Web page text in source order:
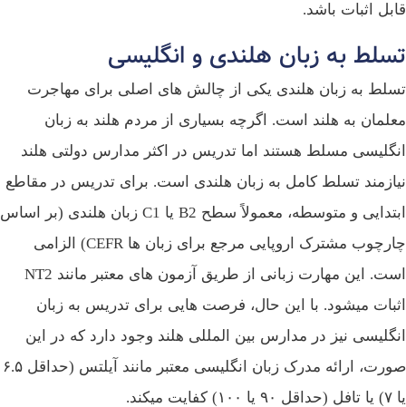
اثبات باشد.
به زبان هلندی و انگلیسی
به زبان هلندی یکی از چالش‌ های اصلی برای مهاجرت
به هلند است. اگرچه بسیاری از مردم هلند به زبان
مسلط هستند اما تدریس در اکثر مدارس دولتی هلند
تسلط کامل به زبان هلندی است. برای تدریس در مقاطع
ابتدایی و متوسطه، معمولاً سطح B2 یا C1 زبان هلندی (بر اساس
چارچوب مشترک اروپایی مرجع برای زبان‌ ها CEFR) الزامی
است. این مهارت زبانی از طریق آزمون‌ های معتبر مانند NT2
میشود. با این حال، فرصت‌ هایی برای تدریس به زبان
نیز در مدارس بین‌ المللی هلند وجود دارد که در این
صورت، ارائه مدرک زبان انگلیسی معتبر مانند آیلتس (حداقل ۶.۵
میکند.